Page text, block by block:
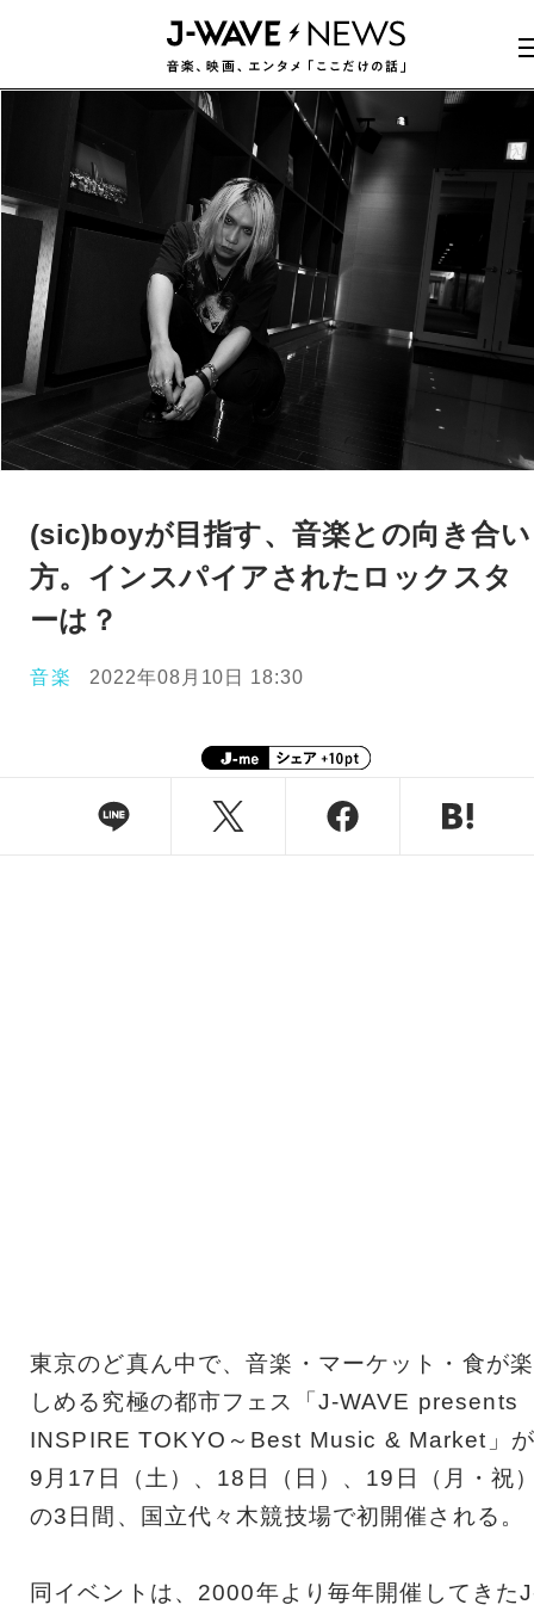
(sic)boyが目指す、音楽との向き合い
方。インスパイアされたロックスタ
ーは？
音楽 2022年08月10日 18:30
東京のど真ん中で、音楽・マーケット・食が楽
しめる究極の都市フェス「J-WAVE presents
INSPIRE TOKYO～Best Music & Market」が
9月17日（土）、18日（日）、19日（月・祝
の3日間、国立代々木競技場で初開催される。
同イベントは、2000年より毎年開催してきた